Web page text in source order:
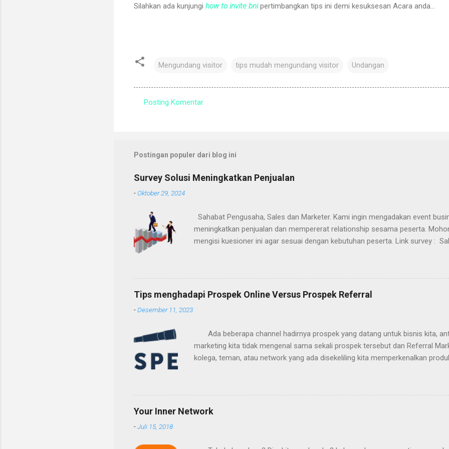
Silahkan ada kunjungi how to invite bni pertimbangkan tips ini demi kesuksesan Acara anda...
Mengundang visitor tips mudah mengundang visitor Undangan
e
t
a
Posting Komentar
Postingan populer dari blog ini
Survey Solusi Meningkatkan Penjualan
-Oktober 29, 2024
Sahabat Pengusaha, Sales dan Marketer. Kami ingin mengadakan event
meningkatkan penjualan dan mempererat relationship sesama peserta.
mengisi kuesioner ini agar sesuai dengan kebutuhan peserta. Link survey :
Tips menghadapi Prospek Online Versus Prospek Referral
-Desember 11, 2023
Ada beberapa channel hadirnya prospek yang datang untuk bisnis kita,
marketing kita tidak mengenal sama sekali prospek tersebut dan Referral
kolega, teman, atau network yang ada disekeliling kita memperkenalkan
prospek tersebut berpotensi besar membeli prosuk kita. Tips menghadapi
Referral 1. Prospek Online Definisi Prospek Online adalah visitor
melalui perjalanan Observasi perusahaan kita dan tertarik dengan produk kita
Your Inner Network
-Juli 15, 2018